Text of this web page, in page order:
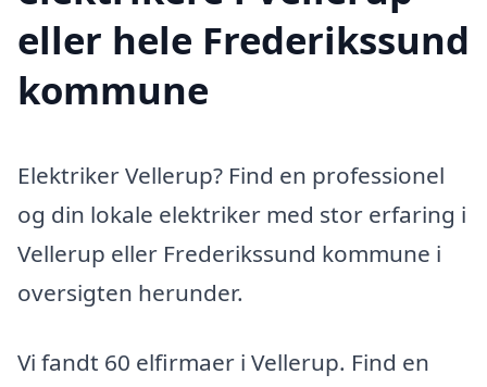
eller hele Frederikssund
kommune
Elektriker Vellerup? Find en professionel
og din lokale elektriker med stor erfaring i
Vellerup eller Frederikssund kommune i
oversigten herunder.
Vi fandt 60 elfirmaer i Vellerup. Find en